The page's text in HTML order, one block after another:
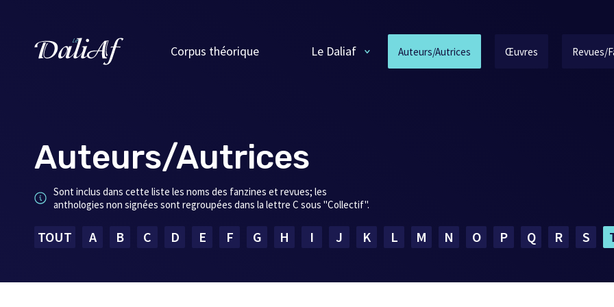
Corpus théorique Le Daliaf Auteurs/Autrices Œuvres Revues/
Auteurs/Autrices
Sont inclus dans cette liste les noms des fanzines et revues; les
anthologies non signées sont regroupées dans la lettre C sous "Collectif".
TOUT A B C D E F G H I J K L M N O P Q R S